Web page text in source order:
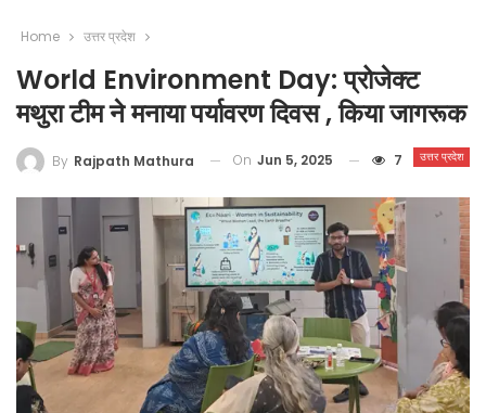
Home उत्तर प्रदेश
World Environment Day: प्रोजेक्ट
मथुरा टीम ने मनाया पर्यावरण दिवस , किया जागरूक
उत्तर प्रदेश
By Rajpath Mathura On Jun 5, 2025 7